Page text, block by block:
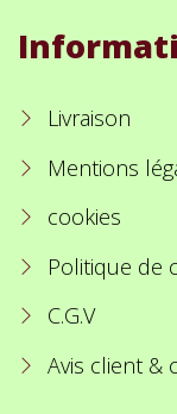
Livraison
Mentions
cookies
Politique de
C.G.V
Avis client &